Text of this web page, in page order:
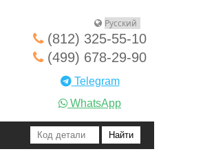
(812) 325-55-10
(499) 678-29-90
Telegram
WhatsApp